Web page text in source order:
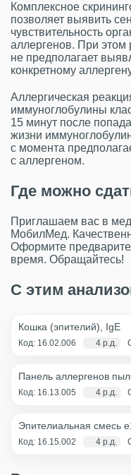
Комплексное
позволяет выявить
чувствительность
аллергенов. При этом
не предполагает
конкретному
Аллергическая
иммуноглобулины
15 минут после
жизни
с момента
с аллергеном.
Где можно
Приглашаем вас в
МобилМед.
Оформите
время. Обращайтесь!
С этим
Кошка (эпителий), IgE
Код: 16.02.006 4 р.д.
Панель аллергенов
Код: 16.13.005 4 р.д.
Эпителиальная смесь
Код: 16.15.002 4 р.д.